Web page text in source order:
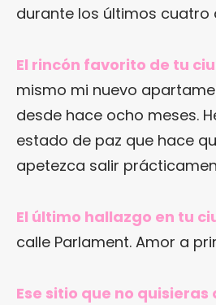
durante los últimos cuatro
El rincón favorito de tu
mismo mi nuevo
desde hace ocho meses.
estado de paz que hace
apetezca salir
El último hallazgo en tu
calle Parlament. Amor a
Ese sitio que no